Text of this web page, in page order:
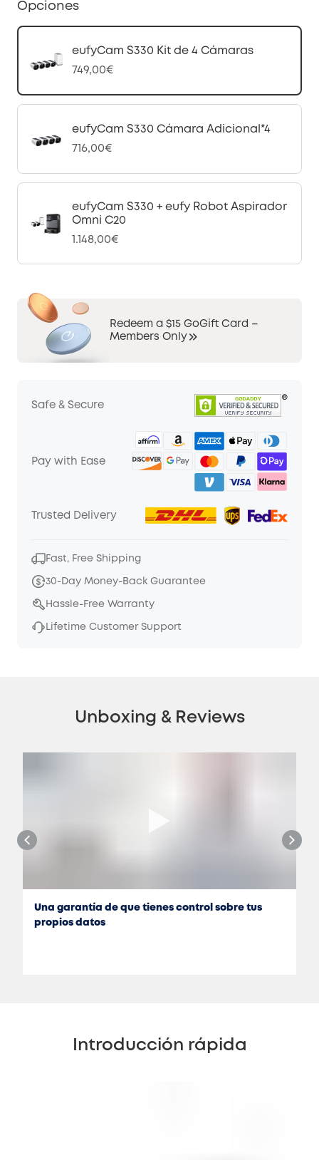
Opciones
eufyCam S330 Kit de 4 Cámaras
749,00€
eufyCam S330 Cámara Adicional*4
716,00€
eufyCam S330 + eufy Robot Aspirador
Omni C20
1.148,00€
Redeem a $15 GoGift Card –
Members Only
Safe & Secure
Pay with Ease
Trusted Delivery
Fast, Free Shipping
30-Day Money-Back Guarantee
Hassle-Free Warranty
Lifetime Customer Support
Unboxing & Reviews
Una garantía de que tienes control sobre tus
propios datos
Introducción rápida